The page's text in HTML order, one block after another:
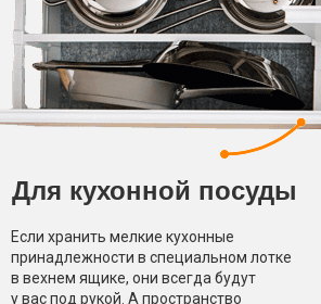
Для кухонной посуды
Если хранить мелкие кухонные
принадлежности в специальном лотке
в вехнем ящике, они всегда будут
у вас под рукой. А пространство